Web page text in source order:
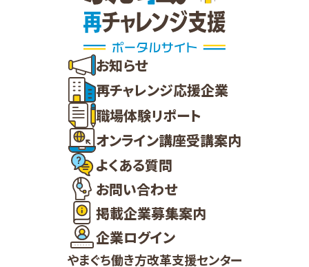
お知らせ
再チャレンジ応援企業
職場体験リポート
オンライン講座受講案内
よくある質問
お問い合わせ
掲載企業募集案内
企業ログイン
やまぐち働き方改革支援センター